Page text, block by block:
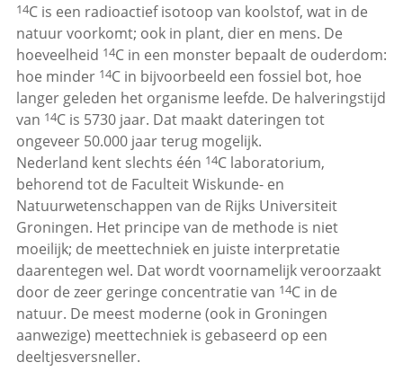
14C is een radioactief isotoop van koolstof, wat in de
natuur voorkomt; ook in plant, dier en mens. De
hoeveelheid 14C in een monster bepaalt de ouderdom:
hoe minder 14C in bijvoorbeeld een fossiel bot, hoe
langer geleden het organisme leefde. De halveringstijd
van 14C is 5730 jaar. Dat maakt dateringen tot
ongeveer 50.000 jaar terug mogelijk.
Nederland kent slechts één 14C laboratorium,
behorend tot de Faculteit Wiskunde- en
Natuurwetenschappen van de Rijks Universiteit
Groningen. Het principe van de methode is niet
moeilijk; de meettechniek en juiste interpretatie
daarentegen wel. Dat wordt voornamelijk veroorzaakt
door de zeer geringe concentratie van 14C in de
natuur. De meest moderne (ook in Groningen
aanwezige) meettechniek is gebaseerd op een
deeltjesversneller.